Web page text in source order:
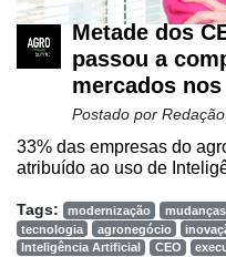
Metade dos
passou a
mercados
Postado por Redação
33% das empresas do
atribuído ao uso de
Tags: modernização
tecnologia
agronegócio
Inteligência Artificial
CEO